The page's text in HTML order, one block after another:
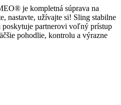
je kompletná súprava na
nastavte, užívajte si! Sling stabilne
poskytuje partnerovi voľný prístup
pohodlie, kontrolu a výrazne